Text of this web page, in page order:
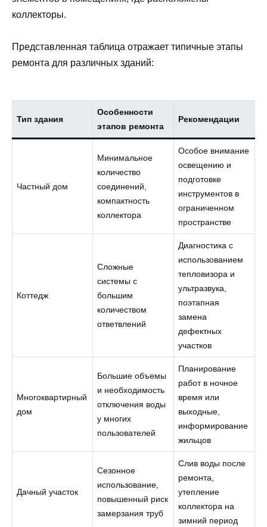
коллекторы.
Представленная таблица отражает типичные этапы
ремонта для различных зданий:
Тип здания
Особенности
этапов ремонта
Рекомендации
Частный дом
Минимальное
количество
соединений,
компактность
коллектора
Особое внимание
освещению и
подготовке
инструментов в
ограниченном
пространстве
Коттедж
Сложные
системы с
большим
количеством
ответвлений
Диагностика с
использованием
тепловизора и
ультразвука,
поэтапная
замена
дефектных
участков
Многоквартирный
дом
Большие объемы
и необходимость
отключения воды
у многих
пользователей
Планирование
работ в ночное
время или
выходные,
информирование
жильцов
Дачный участок
Сезонное
использование,
повышенный риск
замерзания труб
Слив воды после
ремонта,
утепление
коллектора на
зимний период